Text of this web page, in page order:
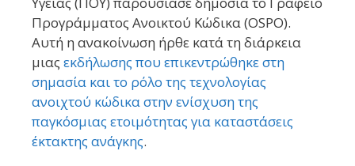
Προγράμματος Ανοικτού Κώδικα (OSPO).
Αυτή η ανακοίνωση ήρθε κατά τη διάρκεια
μιας εκδήλωσης που επικεντρώθηκε στη
σημασία και το ρόλο της τεχνολογίας
ανοιχτού κώδικα στην ενίσχυση της
παγκόσμιας ετοιμότητας για καταστάσεις
έκτακτης ανάγκης.